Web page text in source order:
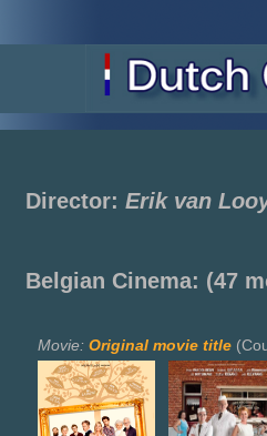
Director: Erik van
Belgian Cinema: (47
Movie: Original movie title